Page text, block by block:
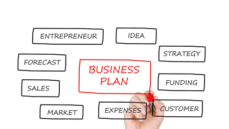
of
Scale